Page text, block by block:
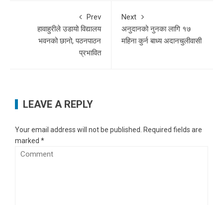
Prev
हावाहुरीले उडायो विद्यालय
भवनको छानो, पठनपाठन
प्रभावित
Next
अनुदानको नुनका लागि १७
महिना कुर्न बाध्य अदानचुलीवासी
LEAVE A REPLY
Your email address will not be published.
Required fields are
marked *